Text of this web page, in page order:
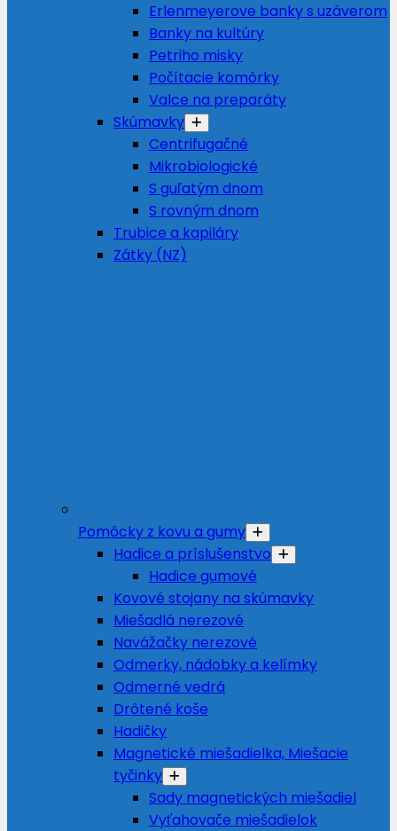
Erlenmeyerove banky s uzáverom
Banky na kultúry
Petriho misky
Počítacie komôrky
Valce na preparáty
Skúmavky
Centrifugačné
Mikrobiologické
S guľatým dnom
S rovným dnom
Trubice a kapiláry
Zátky (NZ)
Pomôcky z kovu a gumy
Hadice a príslušenstvo
Hadice gumové
Kovové stojany na skúmavky
Miešadlá nerezové
Navážačky nerezové
Odmerky, nádobky a kelímky
Odmerné vedrá
Drôtené koše
Hadičky
Magnetické miešadielka, Miešacie
tyčinky
Sady magnetických miešadiel
Vyťahovače miešadielok